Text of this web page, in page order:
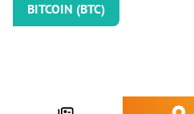
BITCOIN (BTC)